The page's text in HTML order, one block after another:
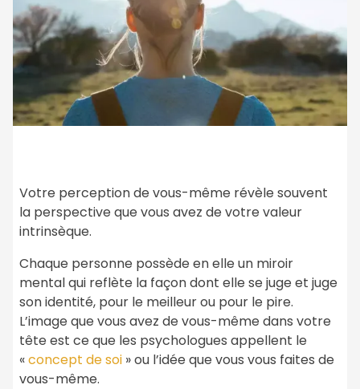
Votre perception de vous-même révèle souvent
la perspective que vous avez de votre valeur
intrinsèque.
Chaque personne possède en elle un miroir
mental qui reflète la façon dont elle se juge et juge
son identité, pour le meilleur ou pour le pire.
L’image que vous avez de vous-même dans votre
tête est ce que les psychologues appellent le
«concept de soi » ou l’idée que vous vous faites de
vous-même.